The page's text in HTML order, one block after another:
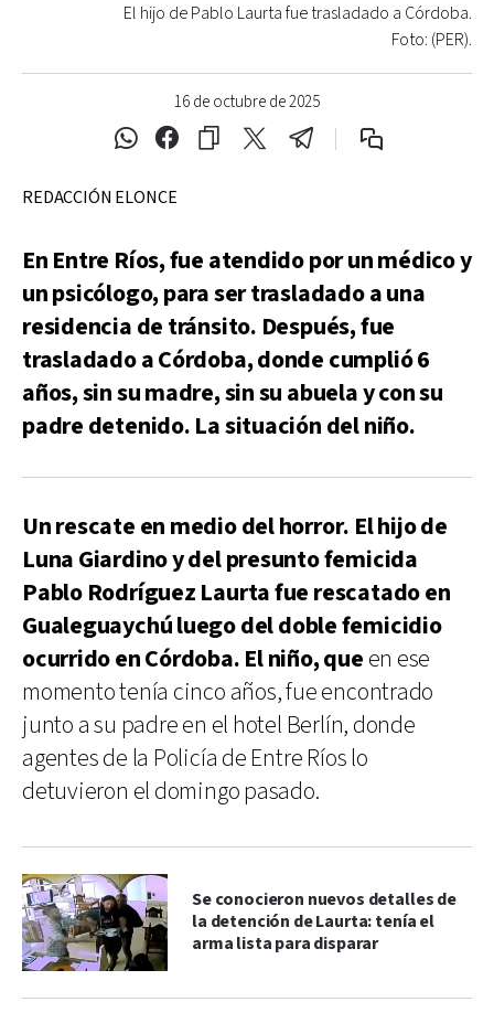
16 de octubre de 2025
El hijo de Pablo Laurta fue trasladado a Córdoba.
Foto: (PER).
REDACCIÓN ELONCE
En Entre Ríos, fue atendido por un médico y
un psicólogo, para ser trasladado a una
residencia de tránsito. Después, fue
trasladado a Córdoba, donde cumplió 6
años, sin su madre, sin su abuela y con su
padre detenido. La situación del niño.
Un rescate en medio del horror. El hijo de
Luna Giardino y del presunto femicida
Pablo Rodríguez Laurta fue rescatado en
Gualeguaychú luego del doble femicidio
ocurrido en Córdoba. El niño, que en ese
momento tenía cinco años, fue encontrado
junto a su padre en el hotel Berlín, donde
agentes de la Policía de Entre Ríos lo
detuvieron el domingo pasado.
Se conocieron nuevos detalles de
la detención de Laurta: tenía el
arma lista para disparar